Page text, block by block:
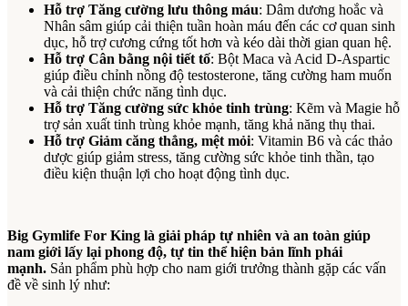
Hỗ trợ Tăng cường lưu thông máu: Dâm dương hoắc và
Nhân sâm giúp cải thiện tuần hoàn máu đến các cơ quan sinh
dục, hỗ trợ cương cứng tốt hơn và kéo dài thời gian quan hệ.
Hỗ trợ Cân bằng nội tiết tố: Bột Maca và Acid D-Aspartic
giúp điều chỉnh nồng độ testosterone, tăng cường ham muốn
và cải thiện chức năng tình dục.
Hỗ trợ Tăng cường sức khỏe tinh trùng: Kẽm và Magie hỗ
trợ sản xuất tinh trùng khỏe mạnh, tăng khả năng thụ thai.
Hỗ trợ Giảm căng thẳng, mệt mỏi: Vitamin B6 và các thảo
dược giúp giảm stress, tăng cường sức khỏe tinh thần, tạo
điều kiện thuận lợi cho hoạt động tình dục.
Big Gymlife For King là giải pháp tự nhiên và an toàn giúp
nam giới lấy lại phong độ, tự tin thể hiện bản lĩnh phái
mạnh. Sản phẩm phù hợp cho nam giới trưởng thành gặp các vấn
đề về sinh lý như: